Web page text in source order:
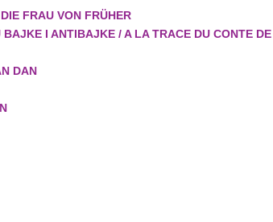
FRAU VON FRÜHER
I ANTIBAJKE / A LA TRACE DU CONTE
DAN